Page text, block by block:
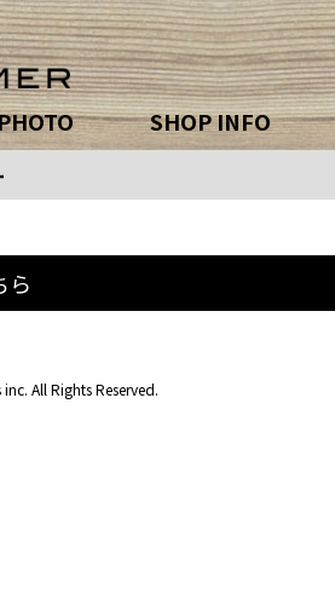
SHOP INFO
ら
All Rights Reserved.